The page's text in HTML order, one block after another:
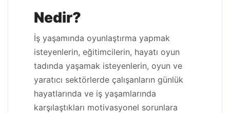
Nedir?
İş yaşamında oyunlaştırma yapmak
isteyenlerin, eğitimcilerin, hayatı oyun
tadında yaşamak isteyenlerin, oyun ve
yaratıcı sektörlerde çalışanların günlük
hayatlarında ve iş yaşamlarında
karşılaştıkları motivasyonel sorunlara